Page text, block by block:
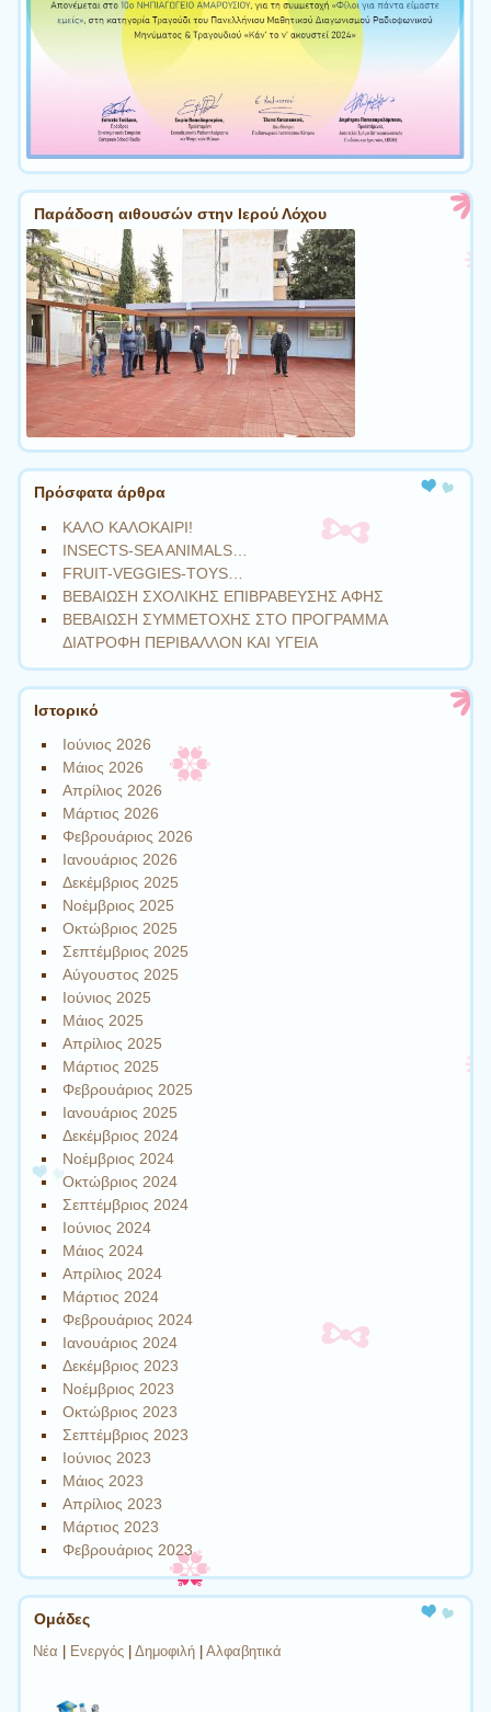
Παράδοση αιθουσών στην Ιερού Λόχου
Πρόσφατα άρθρα
ΚΑΛΟ ΚΑΛΟΚΑΙΡΙ!
INSECTS-SEA ANIMALS…
FRUIT-VEGGIES-TOYS…
ΒΕΒΑΙΩΣΗ ΣΧΟΛΙΚΗΣ ΕΠΙΒΡΑΒΕΥΣΗΣ ΑΦΗΣ
ΒΕΒΑΙΩΣΗ ΣΥΜΜΕΤΟΧΗΣ ΣΤΟ ΠΡΟΓΡΑΜΜΑ
ΔΙΑΤΡΟΦΗ ΠΕΡΙΒΑΛΛΟΝ ΚΑΙ ΥΓΕΙΑ
Ιστορικό
Ιούνιος 2026
Μάιος 2026
Απρίλιος 2026
Μάρτιος 2026
Φεβρουάριος 2026
Ιανουάριος 2026
Δεκέμβριος 2025
Νοέμβριος 2025
Οκτώβριος 2025
Σεπτέμβριος 2025
Αύγουστος 2025
Ιούνιος 2025
Μάιος 2025
Απρίλιος 2025
Μάρτιος 2025
Φεβρουάριος 2025
Ιανουάριος 2025
Δεκέμβριος 2024
Νοέμβριος 2024
Οκτώβριος 2024
Σεπτέμβριος 2024
Ιούνιος 2024
Μάιος 2024
Απρίλιος 2024
Μάρτιος 2024
Φεβρουάριος 2024
Ιανουάριος 2024
Δεκέμβριος 2023
Νοέμβριος 2023
Οκτώβριος 2023
Σεπτέμβριος 2023
Ιούνιος 2023
Μάιος 2023
Απρίλιος 2023
Μάρτιος 2023
Φεβρουάριος 2023
Ομάδες
Νέα Ενεργός Δημοφιλή Αλφαβητικά